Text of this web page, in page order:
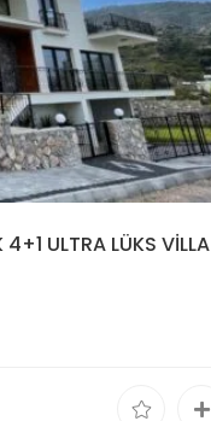
4+1 ULTRA LÜKS VİLLA